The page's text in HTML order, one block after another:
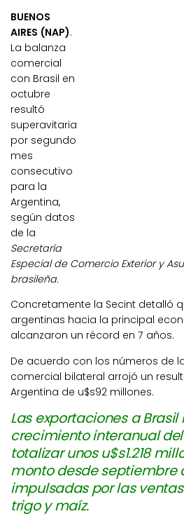
BUENOS
AIRES (NAP).
La balanza
comercial
con Brasil en
octubre
resultó
superavitaria
por segundo
mes
consecutivo
para la
Argentina,
según datos
de la
Secretaría
Especial de Comercio Exterior y
brasileña.
Concretamente la Secint detalló
argentinas hacia la principal
alcanzaron un récord en 7 años.
De acuerdo con los números de
comercial bilateral arrojó un
Argentina de u$s92 millones.
Las exportaciones a
crecimiento interanual del
totalizar unos u$s1.218
monto desde septiembre
impulsadas por las
trigo y maíz.